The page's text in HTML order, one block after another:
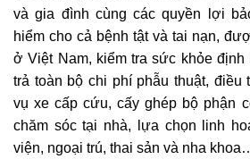
và gia đình cùng các quyền lợi
hiểm cho cả bệnh tật và tai nạn,
ở Việt Nam, kiểm tra sức khỏe định
trả toàn bộ chi phí phẫu thuật, điều
vụ xe cấp cứu, cấy ghép bộ phận
chăm sóc tại nhà, lựa chọn linh
viện, ngoại trú, thai sản và nha